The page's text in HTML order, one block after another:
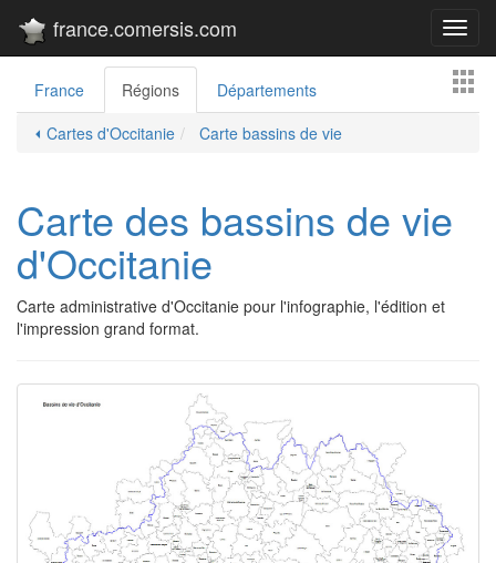
france.comersis.com
France Régions
Départements
⏴ Cartes d'Occitanie
Carte bassins de vie
Carte des bassins de vie
d'Occitanie
Carte administrative d'Occitanie pour l'infographie, l'édition et
l'impression grand format.